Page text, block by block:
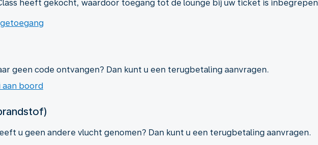
heeft gekocht, waardoor toegang tot de lounge bij uw ticket is inbegrepen
geen code ontvangen? Dan kunt u een terugbetaling aanvragen.
aan boord
u geen andere vlucht genomen? Dan kunt u een terugbetaling aanvragen.